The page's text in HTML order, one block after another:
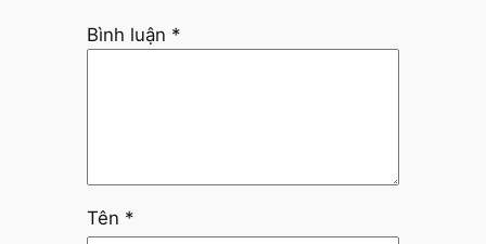
Bình luận *
Tên *